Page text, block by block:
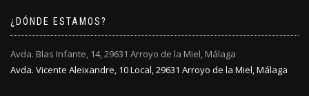
¿DÓNDE ESTAMOS?
Avda. Blas Infante, 14, 29631 Arroyo de la Miel, Málaga
Avda. Vicente Aleixandre, 10 Local, 29631 Arroyo de la Miel, Málaga